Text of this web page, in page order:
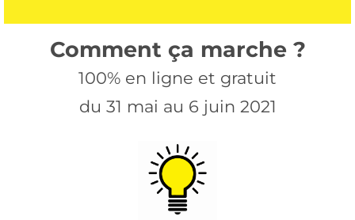
Comment ça marche ?
100% en ligne et gratuit
du 31 mai au 6 juin 2021